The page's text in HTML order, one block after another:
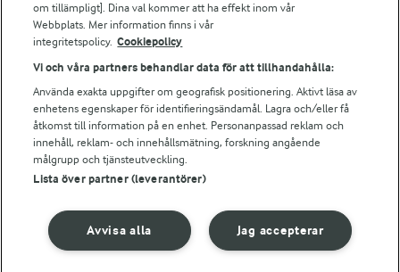
Följ oss
© 2026 Arla Foods
Integritetspolicy
om tillämpligt]. Dina val kommer att ha effekt inom vår
Webbplats. Mer information finns i vår
integritetspolicy. Cookiepolicy
Vi och våra partners behandlar data för att tillhandahålla:
Använda exakta uppgifter om geografisk positionering. Aktivt läsa av
enhetens egenskaper för identifieringsändamål. Lagra och/eller få
åtkomst till information på en enhet. Personanpassad reklam och
innehåll, reklam- och innehållsmätning, forskning angående
målgrupp och tjänsteutveckling.
Lista över partner (leverantörer)
Jag accepterar
Avvisa alla